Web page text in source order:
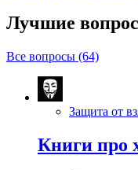
Лучшие
Все вопросы (64)
Защита от
Книги про